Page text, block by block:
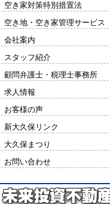
空き家対策特別措置法
空き地・空き家管理サービス
会社案内
スタッフ紹介
顧問弁護士・税理士事務所
求人情報
お客様の声
新大久保リンク
大久保まつり
お問い合わせ